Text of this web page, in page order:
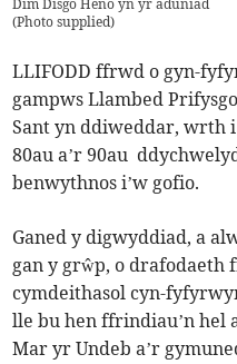
Dim Disgo Heno yn yr aduniad
(Photo supplied)
LLIFODD ffrwd o gyn-
gampws Llambed
Sant yn ddiweddar, wrth
80au a’r 90au
benwythnos i’w gofio.
Ganed y digwyddiad, a
gan y grŵp, o
cymdeithasol cyn-
lle bu hen ffrindiau’n hel
Mar yr Undeb a’r